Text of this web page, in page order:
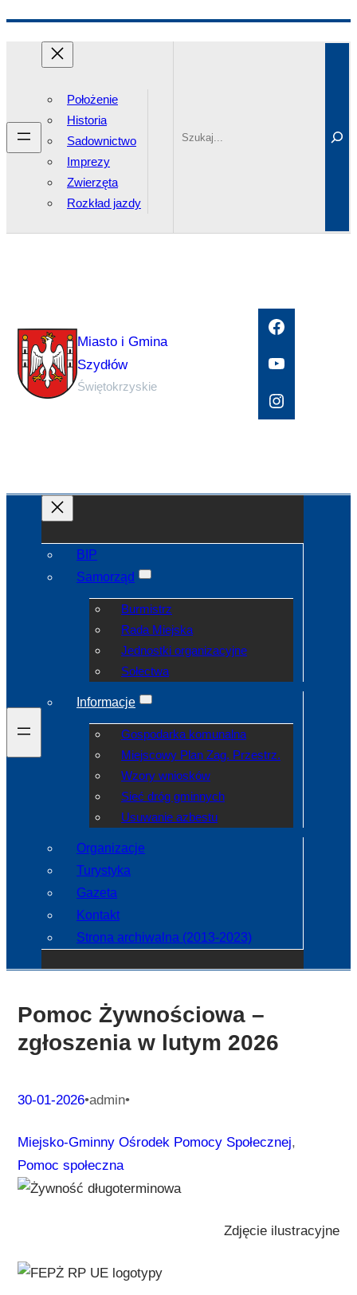
Położenie
Historia
Sadownictwo
Imprezy
Zwierzęta
Rozkład jazdy
Miasto i Gmina
Szydłów
Świętokrzyskie
Facebook
YouTube
Instagram
BIP
Samorząd
Burmistrz
Rada Miejska
Jednostki organizacyjne
Sołectwa
Informacje
Gospodarka komunalna
Miejscowy Plan Zag. Przestrz.
Wzory wniosków
Sieć dróg gminnych
Usuwanie azbestu
Organizacje
Turystyka
Gazeta
Kontakt
Strona archiwalna (2013-2023)
Pomoc Żywnościowa –
zgłoszenia w lutym 2026
30-01-2026•admin•
Miejsko-Gminny Ośrodek Pomocy Społecznej
Pomoc społeczna
Zdjęcie ilustracyjne